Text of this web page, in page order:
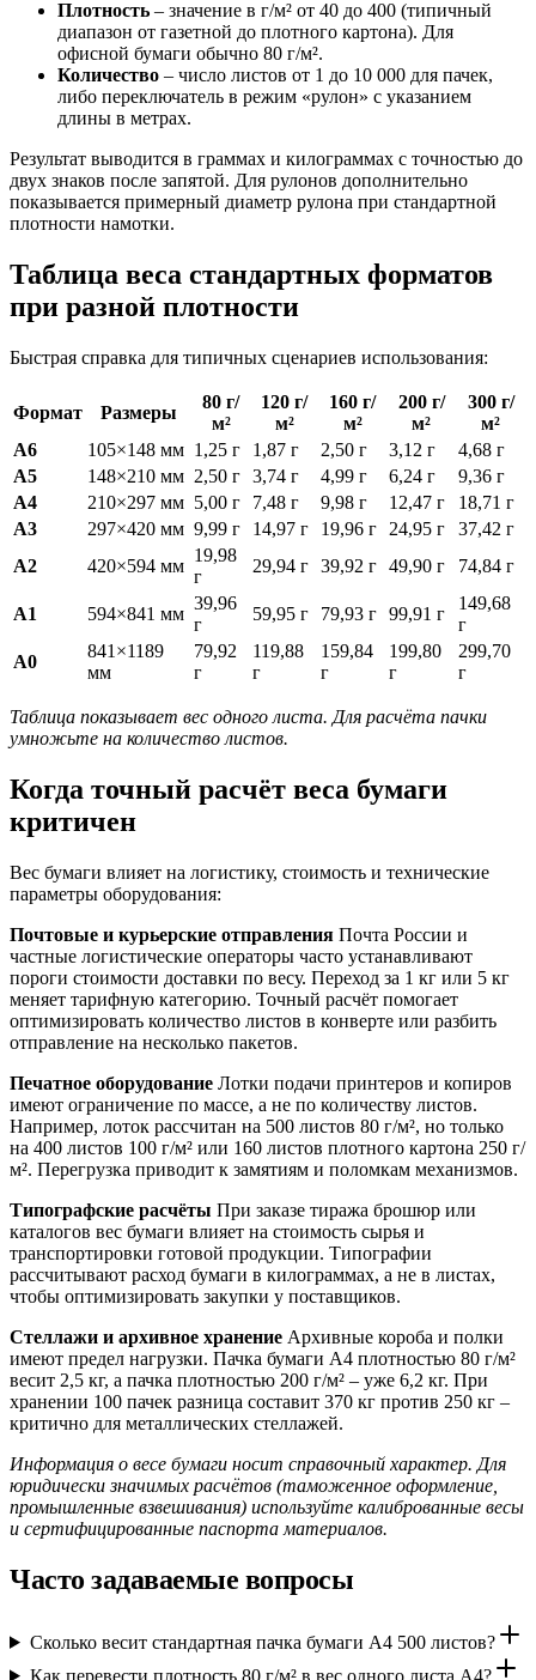
Плотность – значение в г/м² от 40 до 400 (типичный
диапазон от газетной до плотного картона). Для
офисной бумаги обычно 80 г/м².
Количество – число листов от 1 до 10 000 для пачек,
либо переключатель в режим «рулон» с указанием
длины в метрах.
Результат выводится в граммах и килограммах с точностью до
двух знаков после запятой. Для рулонов дополнительно
показывается примерный диаметр рулона при стандартной
плотности намотки.
Таблица веса стандартных форматов
при разной плотности
Быстрая справка для типичных сценариев использования:
Формат Размеры
80 г/
м²
120 г/
м²
160 г/
м²
200 г/
м²
300 г/
м²
A6
105×148 мм 1,25 г 1,87 г 2,50 г 3,12 г
4,68 г
A5
148×210 мм 2,50 г 3,74 г 4,99 г 6,24 г
9,36 г
A4
210×297 мм 5,00 г 7,48 г 9,98 г 12,47 г
18,71 г
A3
297×420 мм 9,99 г 14,97 г 19,96 г 24,95 г
37,42 г
A2
420×594 мм
19,98
г
29,94 г 39,92 г 49,90 г 74,84 г
A1 594×841 мм
39,96
г
59,95 г 79,93 г 99,91 г
149,68
г
A0
841×1189
мм
79,92
г
119,88
г
159,84
г
199,80
г
299,70
г
Таблица показывает вес одного листа. Для расчёта пачки
умножьте на количество листов.
Когда точный расчёт веса бумаги
критичен
Вес бумаги влияет на логистику, стоимость и технические
параметры оборудования:
Почтовые и курьерские отправления Почта России и
частные логистические операторы часто устанавливают
пороги стоимости доставки по весу. Переход за 1 кг или 5 кг
меняет тарифную категорию. Точный расчёт помогает
оптимизировать количество листов в конверте или разбить
отправление на несколько пакетов.
Печатное оборудование Лотки подачи принтеров и копиров
имеют ограничение по массе, а не по количеству листов.
Например, лоток рассчитан на 500 листов 80 г/м², но только
на 400 листов 100 г/м² или 160 листов плотного картона 250 г/
м². Перегрузка приводит к замятиям и поломкам механизмов.
Типографские расчёты При заказе тиража брошюр или
каталогов вес бумаги влияет на стоимость сырья и
транспортировки готовой продукции. Типографии
рассчитывают расход бумаги в килограммах, а не в листах,
чтобы оптимизировать закупки у поставщиков.
Стеллажи и архивное хранение Архивные короба и полки
имеют предел нагрузки. Пачка бумаги A4 плотностью 80 г/м²
весит 2,5 кг, а пачка плотностью 200 г/м² – уже 6,2 кг. При
хранении 100 пачек разница составит 370 кг против 250 кг –
критично для металлических стеллажей.
Информация о весе бумаги носит справочный характер. Для
юридически значимых расчётов (таможенное оформление,
промышленные взвешивания) используйте калиброванные весы
и сертифицированные паспорта материалов.
Часто задаваемые вопросы
Сколько весит стандартная пачка бумаги A4 500 листов?
Как перевести плотность 80 г/м² в вес одного листа A4?